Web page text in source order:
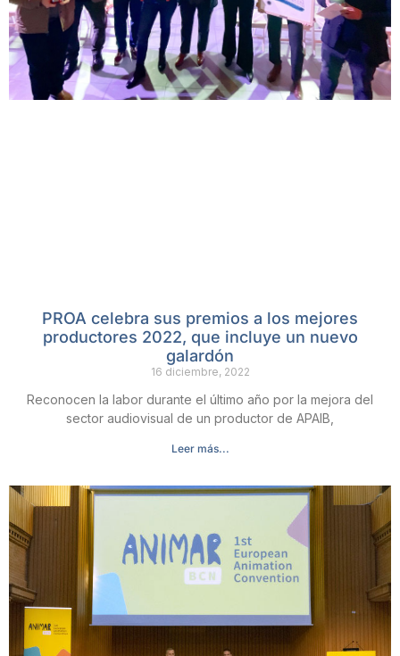
PROA celebra sus premios a los mejores
productores 2022, que incluye un nuevo
galardón
16 diciembre, 2022
Reconocen la labor durante el último año por la mejora del
sector audiovisual de un productor de APAIB,
Leer más...